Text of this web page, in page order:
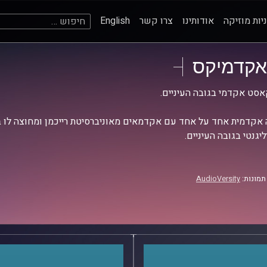
מוזיקה אודותינו צרו קשר English חיפוש:
אקדמיקס
אקדמי בגובה העיניים.
אקדמית אחד על אחד עם אקדמאים מאוניברסיטת רייכמן ומחוצה לו
בגובה העיניים.
AudioVersity